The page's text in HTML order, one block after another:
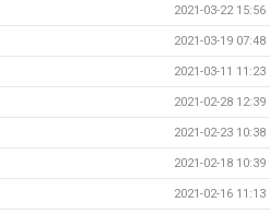
2021-03-22 15:56
2021-03-19 07:48
2021-03-11 11:23
2021-02-28 12:39
2021-02-23 10:38
2021-02-18 10:39
2021-02-16 11:13